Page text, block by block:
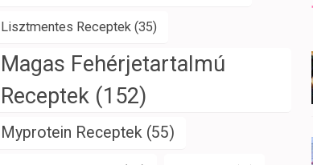
Lisztmentes Receptek (35)
Magas Fehérjetartalmú
Receptek(152)
Myprotein Receptek(55)